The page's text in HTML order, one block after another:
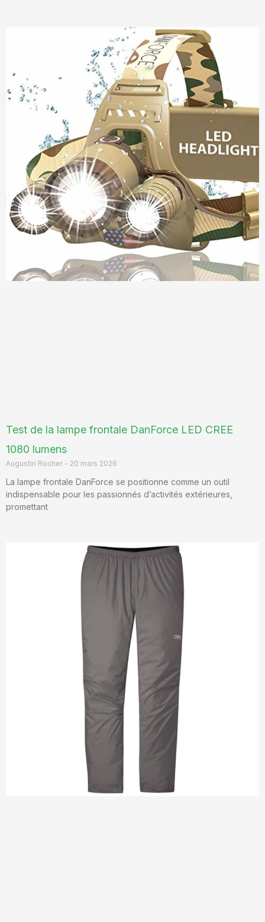
Test de la lampe frontale DanForce LED CREE
1080 lumens
Augustin Rocher 20 mars 2026
La lampe frontale DanForce se positionne comme un outil
indispensable pour les passionnés d’activités extérieures,
promettant